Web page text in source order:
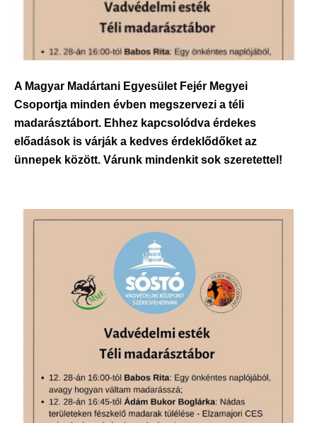
A Magyar Madártani Egyesület Fejér Megyei
Csoportja minden évben megszervezi a téli
madarásztábort. Ehhez kapcsolódva érdekes
előadások is várják a kedves érdeklődőket az
ünnepek között. Várunk mindenkit sok szeretettel!